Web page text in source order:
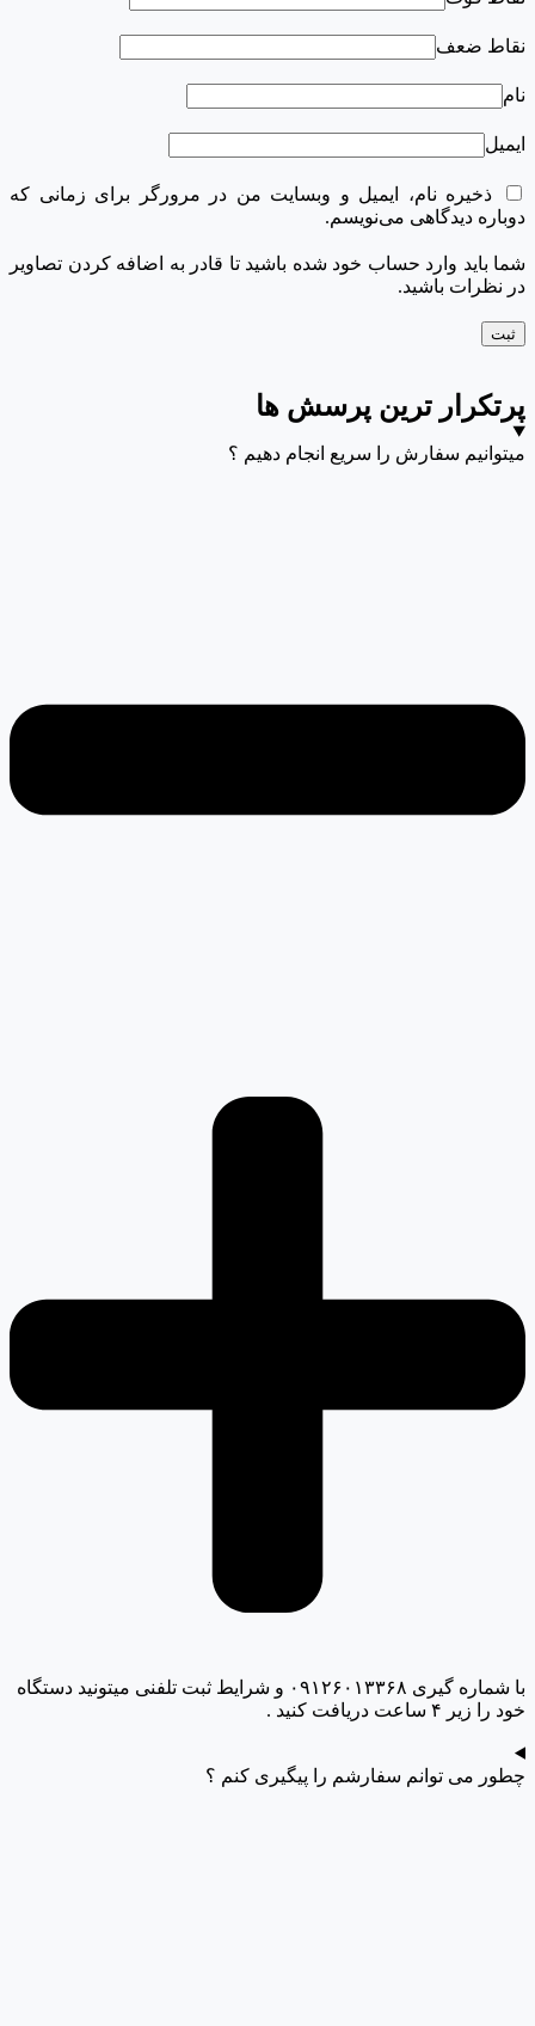
نقاط ضعف
نام
ایمیل
ذخیره نام، ایمیل و وبسایت من در مرورگر برای زمانی که
دوباره دیدگاهی می‌نویسم.
شما باید وارد حساب خود شده باشید تا قادر به اضافه کردن تصاویر
در نظرات باشید.
پرتکرار ترین پرسش ها
میتوانیم سفارش را سریع انجام دهیم ؟
با شماره گیری ۰۹۱۲۶۰۱۳۳۶۸ و شرایط ثبت تلفنی میتونید دستگاه
خود را زیر ۴ ساعت دریافت کنید .
چطور می توانم سفارشم را پیگیری کنم ؟